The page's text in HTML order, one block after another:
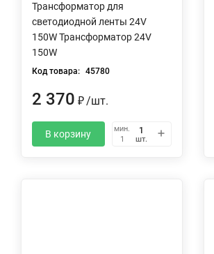
Трансформатор для
светодиодной ленты 24V
150W Трансформатор 24V
150W
Код товара: 45780
2 370 ₽/шт.
В корзину
мин.
1
шт.